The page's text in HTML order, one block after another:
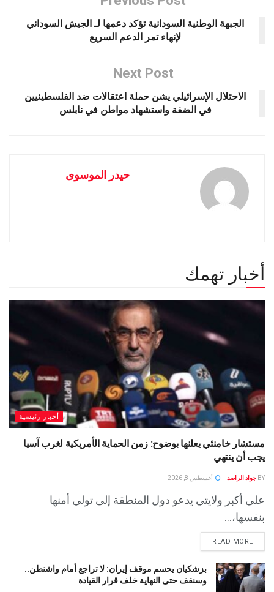
الجبهة الوطنية السودانية تؤكد دعمها لـ الجيش السوداني
لإنهاء تمر الدعم السريع
Next Post
الاحتلال الإسرائيلي يشن حملة اعتقالات ضد الفلسطينيين
في الضفة واستشهاد مواطن في نابلس
حيدر الموسوى
أخبار تهمك
أخبار رئيسية
مستشار خامنئي يعلنها بوضوح: زمن الحماية الأمريكية لغرب آسيا
يجب أن ينتهي
BY جواد الراصد أغسطس 8, 2026
علي أكبر ولايتي يدعو دول المنطقة إلى تولي أمنها
بنفسها،...
READ MORE
بزشكيان يحسم موقف إيران: لا تراجع أمام واشنطن..
وسنقف حتى النهاية خلف قرار القيادة